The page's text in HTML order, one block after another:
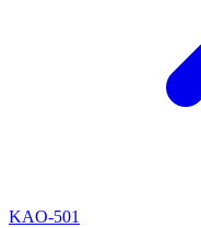
KAO-501